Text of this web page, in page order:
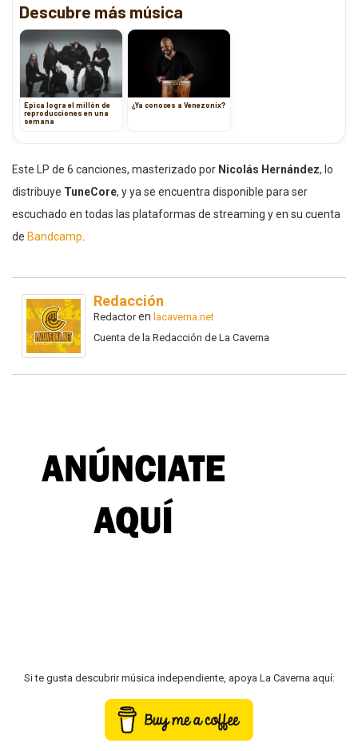
Descubre más música
Epica logra el millón de
reproducciones en una
semana
¿Ya conoces a Venezonix?
Este LP de 6 canciones, masterizado por Nicolás Hernández, lo
distribuye TuneCore, y ya se encuentra disponible para ser
escuchado en todas las plataformas de streaming y en su cuenta
de Bandcamp.
Redacción
Redactoren lacaverna.net
Cuenta de la Redacción de La Caverna
Si te gusta descubrir música independiente, apoya La Caverna aquí: